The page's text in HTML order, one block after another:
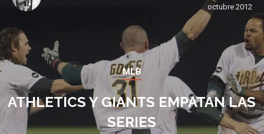
octubre 2012
MLB
ATHLETICS Y GIANTS EMPATAN LAS
SERIES